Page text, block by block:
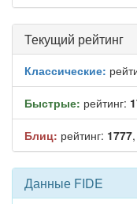
Текущий рейтинг
Классические:
Быстрые: рейтинг:
Блиц: рейтинг: 1777
Данные FIDE